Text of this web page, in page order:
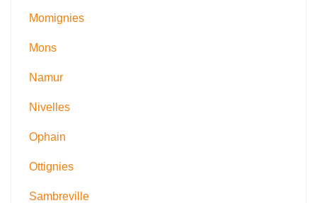
Momignies
Mons
Namur
Nivelles
Ophain
Ottignies
Sambreville